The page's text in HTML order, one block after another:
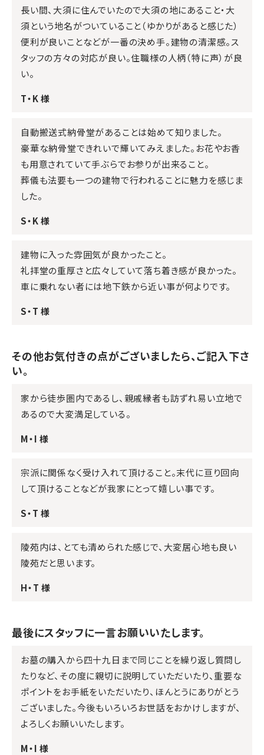
長い間、大須に住んでいたので大須の地にあること・大
須という地名がついていること（ゆかりがあると感じた）
便利が良いことなどが一番の決め手。建物の清潔感。ス
タッフの方々の対応が良い。住職様の人柄（特に声）が良
い。
T・K 様
自動搬送式納骨堂があることは始めて知りました。
豪華な納骨堂できれいで輝いてみえました。お花やお香
も用意されていて手ぶらでお参りが出来ること。
葬儀も法要も一つの建物で行われることに魅力を感じま
した。
S・K 様
建物に入った雰囲気が良かったこと。
礼拝堂の重厚さと広々していて落ち着き感が良かった。
車に乗れない者には地下鉄から近い事が何よりです。
S・T 様
その他お気付きの点がございましたら、ご記入下さ
い。
家から徒歩圏内であるし、親戚縁者も訪ずれ易い立地で
あるので大変満足している。
M・I 様
宗派に関係なく受け入れて頂けること。末代に亘り回向
して頂けることなどが我家にとって嬉しい事です。
S・T 様
陵苑内は、とても清められた感じで、大変居心地も良い
陵苑だと思います。
H・T 様
最後にスタッフに一言お願いいたします。
お墓の購入から四十九日まで同じことを繰り返し質問し
たりなど、その度に親切に説明していただいたり、重要な
ポイントをお手紙をいただいたり、ほんとうにありがとう
ございました。今後もいろいろお世話をおかけしますが、
よろしくお願いいたします。
M・I 様